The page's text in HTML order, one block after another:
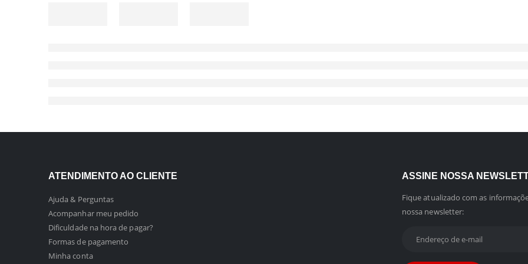
ATENDIMENTO AO CLIENTE
Ajuda & Perguntas
Acompanhar meu pedido
Dificuldade na hora de pagar?
Formas de pagamento
Minha conta
ASSINE NOSSA
Fique atualizado com as
nossa newsletter: